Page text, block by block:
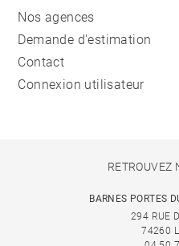
Nos agences
Demande d'estimation
Contact
Connexion utilisateur
RETROUVEZ
BARNES PORTES
294 RUE
74260